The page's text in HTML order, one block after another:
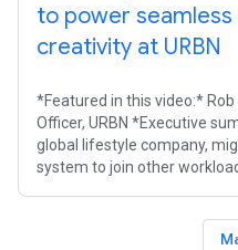
to power seamless
creativity at URBN
*Featured in this video:*
Officer, URBN *Executive
global lifestyle company,
system to join other